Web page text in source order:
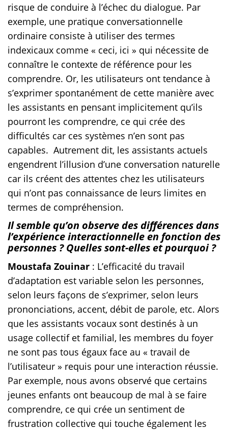
risque de conduire à l’échec du dialogue. Par
exemple, une pratique conversationnelle
ordinaire consiste à utiliser des termes
indexicaux comme « ceci, ici » qui nécessite de
connaître le contexte de référence pour les
comprendre. Or, les utilisateurs ont tendance à
s’exprimer spontanément de cette manière avec
les assistants en pensant implicitement qu’ils
pourront les comprendre, ce qui crée des
difficultés car ces systèmes n’en sont pas
capables. Autrement dit, les assistants actuels
engendrent l’illusion d’une conversation naturelle
car ils créent des attentes chez les utilisateurs
qui n’ont pas connaissance de leurs limites en
termes de compréhension.
Il semble qu’on observe des différences dans
l’expérience interactionnelle en fonction des
personnes ? Quelles sont-elles et pourquoi ?
Moustafa Zouinar : L’efficacité du travail
d’adaptation est variable selon les personnes,
selon leurs façons de s’exprimer, selon leurs
prononciations, accent, débit de parole, etc. Alors
que les assistants vocaux sont destinés à un
usage collectif et familial, les membres du foyer
ne sont pas tous égaux face au « travail de
l’utilisateur » requis pour une interaction réussie.
Par exemple, nous avons observé que certains
jeunes enfants ont beaucoup de mal à se faire
comprendre, ce qui crée un sentiment de
frustration collective qui touche également les